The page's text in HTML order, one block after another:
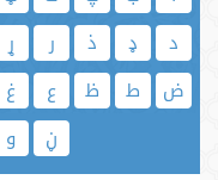
د
ډ ذ ر ړ
ض
ط ظ ع غ
ڼ
و